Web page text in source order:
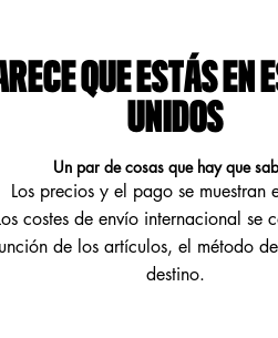
QUE ESTÁS EN
UNIDOS
Un par de cosas que hay que
Los precios y el pago se muestran
costes de envío internacional se
de los artículos, el método
destino.